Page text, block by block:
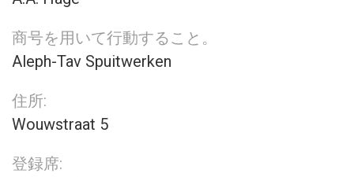
商号を用いて行動すること。
Aleph-Tav Spuitwerken
住所:
Wouwstraat 5
登録席: